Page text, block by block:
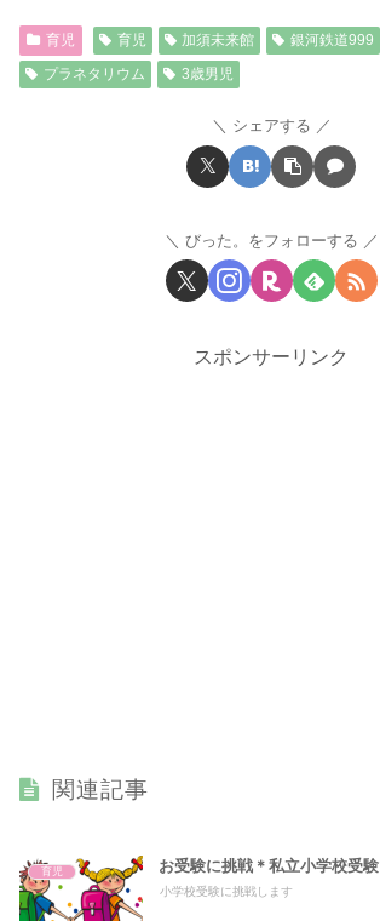
育児 育児 加須未来館 銀河鉄道999
プラネタリウム
3歳男児
シェアする
びった。をフォローする
スポンサーリンク
関連記事
育児 お受験に挑戦＊私立小学校受験
小学校受験に挑戦します